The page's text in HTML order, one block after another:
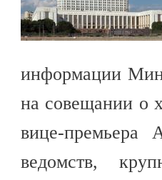
информации
на совещании о
вице-премьера
ведомств,